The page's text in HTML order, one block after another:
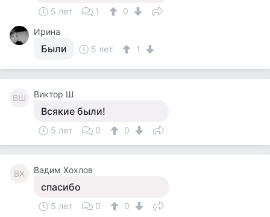
5 лет 1
0
Ирина
Были 5 лет 1
ВШ Виктор Ш
Всякие были!
5 лет 0 0
ВХ Вадим Хохлов
спасибо
5 лет 0 0